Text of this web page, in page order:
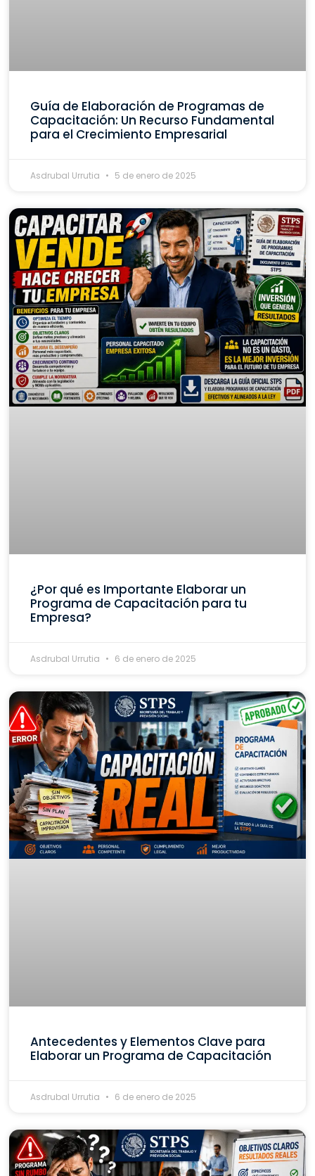
Guía de Elaboración de Programas de
Capacitación: Un Recurso Fundamental
para el Crecimiento Empresarial
Asdrubal Urrutia 5 de enero de 2025
¿Por qué es Importante Elaborar un
Programa de Capacitación para tu
Empresa?
Asdrubal Urrutia 6 de enero de 2025
Antecedentes y Elementos Clave para
Elaborar un Programa de Capacitación
Asdrubal Urrutia 6 de enero de 2025